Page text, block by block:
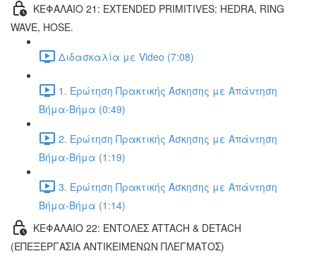
ΚΕΦΑΛΑΙΟ 21: EXTENDED PRIMITIVES: HEDRA, RING
WAVE, HOSE.
Διδασκαλία με Video (7:08)
1. Ερώτηση Πρακτικής Άσκησης με Απάντηση
Βήμα-Βήμα (0:49)
2. Ερώτηση Πρακτικής Άσκησης με Απάντηση
Βήμα-Βήμα (1:19)
3. Ερώτηση Πρακτικής Άσκησης με Απάντηση
Βήμα-Βήμα (1:14)
ΚΕΦΑΛΑΙΟ 22: ΕΝΤΟΛΕΣ ATTACH & DETACH
(ΕΠΕΞΕΡΓΑΣΙΑ ΑΝΤΙΚΕΙΜΕΝΩΝ ΠΛΕΓΜΑΤΟΣ)